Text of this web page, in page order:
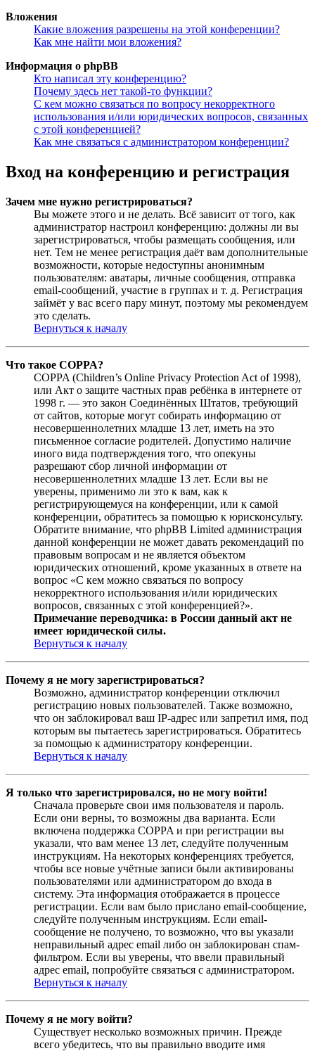
Вложения
Какие вложения разрешены на этой конференции?
Как мне найти мои вложения?
Информация о phpBB
Кто написал эту конференцию?
Почему здесь нет такой-то функции?
С кем можно связаться по вопросу некорректного
использования и/или юридических вопросов, связанных
с этой конференцией?
Как мне связаться с администратором конференции?
Вход на конференцию и регистрация
Зачем мне нужно регистрироваться?
Вы можете этого и не делать. Всё зависит от того, как
администратор настроил конференцию: должны ли вы
зарегистрироваться, чтобы размещать сообщения, или
нет. Тем не менее регистрация даёт вам дополнительные
возможности, которые недоступны анонимным
пользователям: аватары, личные сообщения, отправка
email-сообщений, участие в группах и т. д. Регистрация
займёт у вас всего пару минут, поэтому мы рекомендуем
это сделать.
Вернуться к началу
Что такое COPPA?
COPPA (Children’s Online Privacy Protection Act of 1998),
или Акт о защите частных прав ребёнка в интернете от
1998 г. — это закон Соединённых Штатов, требующий
от сайтов, которые могут собирать информацию от
несовершеннолетних младше 13 лет, иметь на это
письменное согласие родителей. Допустимо наличие
иного вида подтверждения того, что опекуны
разрешают сбор личной информации от
несовершеннолетних младше 13 лет. Если вы не
уверены, применимо ли это к вам, как к
регистрирующемуся на конференции, или к самой
конференции, обратитесь за помощью к юрисконсульту.
Обратите внимание, что phpBB Limited администрация
данной конференции не может давать рекомендаций по
правовым вопросам и не является объектом
юридических отношений, кроме указанных в ответе на
вопрос «С кем можно связаться по вопросу
некорректного использования и/или юридических
вопросов, связанных с этой конференцией?».
Примечание переводчика: в России данный акт не
имеет юридической силы.
Вернуться к началу
Почему я не могу зарегистрироваться?
Возможно, администратор конференции отключил
регистрацию новых пользователей. Также возможно,
что он заблокировал ваш IP-адрес или запретил имя, под
которым вы пытаетесь зарегистрироваться. Обратитесь
за помощью к администратору конференции.
Вернуться к началу
Я только что зарегистрировался, но не могу войти!
Сначала проверьте свои имя пользователя и пароль.
Если они верны, то возможны два варианта. Если
включена поддержка COPPA и при регистрации вы
указали, что вам менее 13 лет, следуйте полученным
инструкциям. На некоторых конференциях требуется,
чтобы все новые учётные записи были активированы
пользователями или администратором до входа в
систему. Эта информация отображается в процессе
регистрации. Если вам было прислано email-сообщение,
следуйте полученным инструкциям. Если email-
сообщение не получено, то возможно, что вы указали
неправильный адрес email либо он заблокирован спам-
фильтром. Если вы уверены, что ввели правильный
адрес email, попробуйте связаться с администратором.
Вернуться к началу
Почему я не могу войти?
Существует несколько возможных причин. Прежде
всего убедитесь, что вы правильно вводите имя